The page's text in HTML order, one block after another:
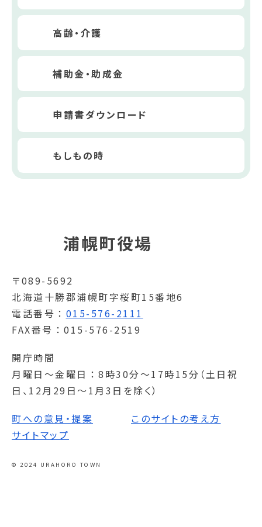
高齢・介護
補助金・助成金
申請書ダウンロード
もしもの時
浦幌町役場
〒089-5692
北海道十勝郡浦幌町字桜町15番地6
電話番号
015-576-2111
FAX番号
015-576-2519
開庁時間
月曜日～金曜日
8時30分～17時15分（土日祝
日、12月29日～1月3日を除く）
町への意見・提案
このサイトの考え方
サイトマップ
© 2024 URAHORO TOWN